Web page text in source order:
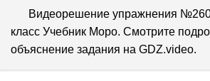
Видеорешение упражнения
класс Учебник Моро. Смотрите
объяснение задания на GDZ.video.